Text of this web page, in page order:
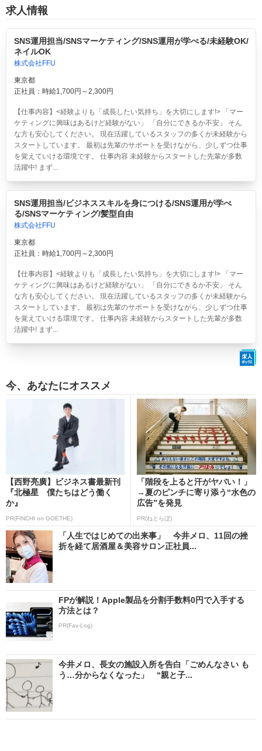
求人情報
SNS運用担当/SNSマーケティング/SNS運用が学べる/未経験OK/
ネイルOK
株式会社FFU
東京都
正社員：時給1,700円～2,300円
【仕事内容】<経験よりも「成長したい気持ち」を大切にします!> 「マー
ケティングに興味はあるけど経験がない」 「自分にできるか不安」 そん
な方も安心してください。 現在活躍しているスタッフの多くが未経験から
スタートしています。 最初は先輩のサポートを受けながら、少しずつ仕事
を覚えていける環境です。 仕事内容 未経験からスタートした先輩が多数
活躍中! まず...
SNS運用担当/ビジネススキルを身につける/SNS運用が学べ
る/SNSマーケティング/髪型自由
株式会社FFU
東京都
正社員：時給1,700円～2,300円
【仕事内容】<経験よりも「成長したい気持ち」を大切にします!> 「マー
ケティングに興味はあるけど経験がない」 「自分にできるか不安」 そん
な方も安心してください。 現在活躍しているスタッフの多くが未経験から
スタートしています。 最初は先輩のサポートを受けながら、少しずつ仕事
を覚えていける環境です。 仕事内容 未経験からスタートした先輩が多数
活躍中! まず...
今、あなたにオススメ
【西野亮廣】ビジネス書最新刊
『北極星 僕たちはどう働く
か』
PR(FINCHI on GOETHE)
「階段を上ると汗がヤバい！」
→夏のピンチに寄り添う“水色の
広告”を発見
PR(ねとらぼ)
「人生ではじめての出来事」 今井メロ、11回の挫
折を経て居酒屋＆美容サロン正社員...
FPが解説！Apple製品を分割手数料0円で入手する
方法とは？
PR(Fav-Log)
今井メロ、長女の施設入所を告白「ごめんなさい も
う…分からなくなった」 “親と子...